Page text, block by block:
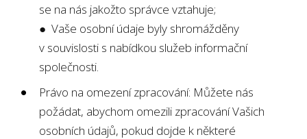
se na nás jakožto správce vztahuje;
● Vaše osobní údaje byly shromážděny
v souvislosti s nabídkou služeb informační
společnosti.
Právo na omezení zpracování: Můžete nás
požádat, abychom omezili zpracování Vašich
osobních údajů, pokud dojde k některé